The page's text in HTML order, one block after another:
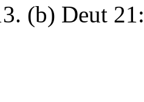
(b) Deut